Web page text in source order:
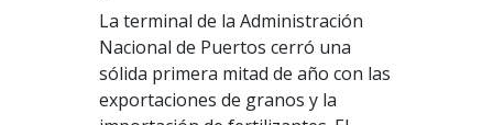
La terminal de la Administración
Nacional de Puertos cerró una
sólida primera mitad de año con las
exportaciones de granos y la